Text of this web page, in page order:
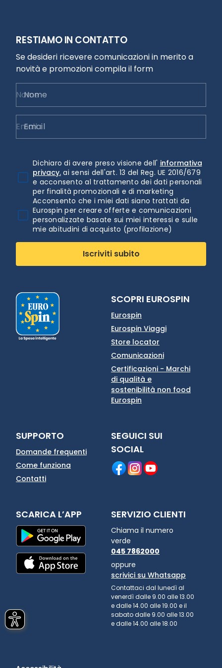
RESTIAMO IN CONTATTO
Se desideri ricevere comunicazioni in merito a
novità e promozioni compila il form
Nome
Email
Dichiaro di avere preso visione dell' informativa
privacy. ai sensi dell'art. 13 del Reg. UE 2016/679
e acconsento al trattamento dei dati personali
per finalità promozionali e di marketing
Acconsento che i miei dati siano trattati da
Eurospin per creare offerte e comunicazioni
personalizzate basate sui miei interessi e sulle
mie abitudini di acquisto (profilazione)
Iscriviti subito
SCOPRI EUROSPIN
Eurospin
Eurospin Viaggi
Store locator
Comunicazioni
Certificazioni - Marchi
di qualità e
sostenibilità non food
Eurospin
SUPPORTO
Domande frequenti
Come funziona
Contatti
SEGUICI SUI
SOCIAL
SCARICA L’APP SERVIZIO CLIENTI
Chiama il numero
verde
045 7862000
oppure
scrivici su Whatsapp
Contattaci dal lunedì al
venerdì dalle 9.00 alle 13.00
e dalle 14.00 alle 19.00 e il
sabato dalle 9.00 alle 13.00
e dalle 14.00 alle 18.00